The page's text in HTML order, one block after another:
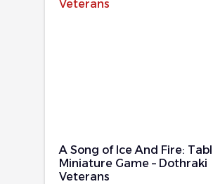
A Song of Ice And Fire:
Miniature Game – Dothraki
Veterans